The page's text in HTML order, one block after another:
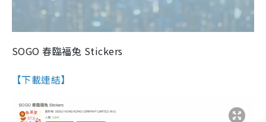
SOGO 春臨福兔 Stickers
【下載連結】